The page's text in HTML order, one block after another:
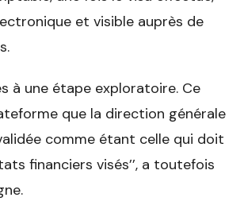
et visible auprès de
à une étape exploratoire. Ce
que la direction générale
comme étant celle qui doit
financiers visés’’, a toutefois